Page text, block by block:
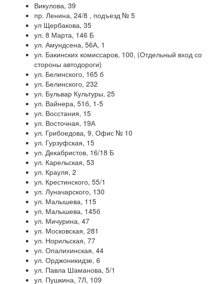
Викулова, 39
пр. Ленина, 24/8 , подъезд № 5
ул Щербакова, 35
ул. 8 Марта, 146 Б
ул. Амундсена, 56А, 1
ул. Бакинских комиссаров, 100, (Отдельный вход со
стороны автодороги)
ул. Белинского, 165 б
ул. Белинского, 232
ул. Бульвар Культуры, 25
ул. Вайнера, 51б, 1-5
ул. Восстания, 15
ул. Восточная, 19А
ул. Грибоедова, 9, Офис № 10
ул. Гурзуфская, 15
ул. Декабристов, 16/18 Б
ул. Карельская, 53
ул. Крауля, 2
ул. Крестинского, 55/1
ул. Луначарского, 130
ул. Малышева, 115
ул. Малышева, 145б
ул. Мичурина, 47
ул. Московская, 281
ул. Норильская, 77
ул. Опалихинская, 44
ул. Орджоникидзе, 6
ул. Павла Шаманова, 5/1
ул. Пушкина, 7Л, 109